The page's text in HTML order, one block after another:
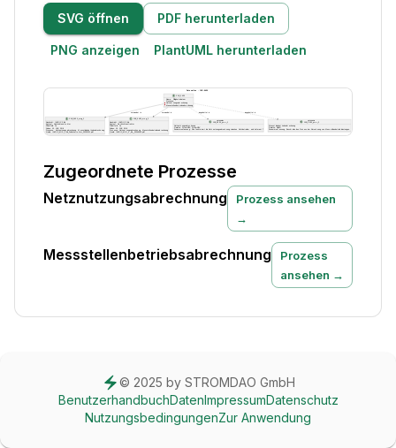
SVG öffnen PDF herunterladen
PNG anzeigen PlantUML herunterladen
Zugeordnete Prozesse
Netznutzungsabrechnung
Prozess ansehen
→
Messstellenbetriebsabrechnung
Prozess
ansehen →
© 2025 by STROMDAO GmbH
BenutzerhandbuchDatenImpressumDatenschutz
NutzungsbedingungenZur Anwendung